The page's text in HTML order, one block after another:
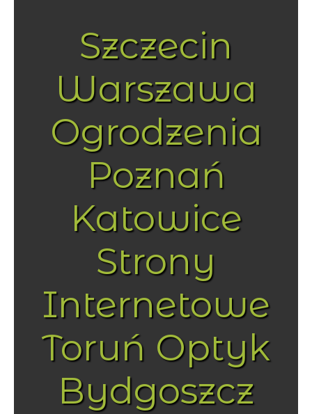
Szczecin
Warszawa
Ogrodzenia
Poznań
Katowice
Strony
Internetowe
Toruń Optyk
Bydgoszcz